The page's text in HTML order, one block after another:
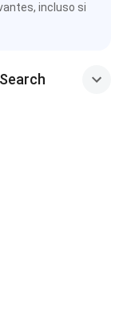
incluso si